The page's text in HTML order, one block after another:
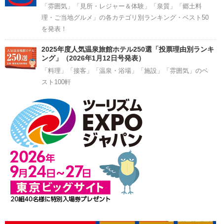
「雰囲気」「見所・レジャー＆体験」「泉質」「郷土料
理・ご当地グルメ」の各カテゴリ別ランキング・ベスト50
を発表！
2025年度人気温泉旅館ホテル250選「投票理由別ランキ
ング」（2026年1月12日号発表）
「料理」「接客」「温泉・浴場」「施設」「雰囲気」のベ
スト100軒